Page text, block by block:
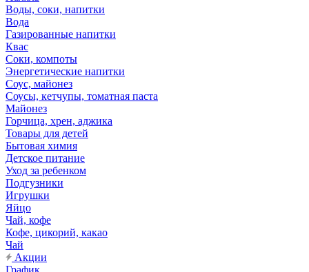
Воды, соки, напитки
Вода
Газированные напитки
Квас
Соки, компоты
Энергетические напитки
Соус, майонез
Соусы, кетчупы, томатная паста
Майонез
Горчица, хрен, аджика
Товары для детей
Бытовая химия
Детское питание
Уход за ребенком
Подгузники
Игрушки
Яйцо
Чай, кофе
Кофе, цикорий, какао
Чай
Акции
График